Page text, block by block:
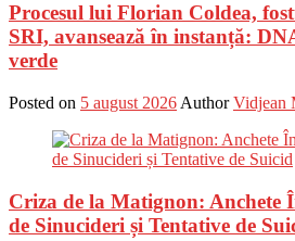
Procesul lui Florian Coldea,
SRI, avansează în instanță:
verde
Posted on 5 august 2026 Author Vidjean
Criza de la Matignon: Anchete
de Sinucideri și Tentative de